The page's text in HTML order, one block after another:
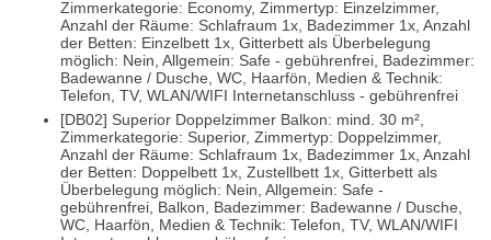
Zimmerkategorie: Economy, Zimmertyp: Einzelzimmer,
Anzahl der Räume: Schlafraum 1x, Badezimmer 1x, Anzahl
der Betten: Einzelbett 1x, Gitterbett als Überbelegung
möglich: Nein, Allgemein: Safe - gebührenfrei, Badezimmer:
Badewanne / Dusche, WC, Haarfön, Medien & Technik:
Telefon, TV, WLAN/WIFI Internetanschluss - gebührenfrei
[DB02] Superior Doppelzimmer Balkon: mind. 30 m²,
Zimmerkategorie: Superior, Zimmertyp: Doppelzimmer,
Anzahl der Räume: Schlafraum 1x, Badezimmer 1x, Anzahl
der Betten: Doppelbett 1x, Zustellbett 1x, Gitterbett als
Überbelegung möglich: Nein, Allgemein: Safe -
gebührenfrei, Balkon, Badezimmer: Badewanne / Dusche,
WC, Haarfön, Medien & Technik: Telefon, TV, WLAN/WIFI